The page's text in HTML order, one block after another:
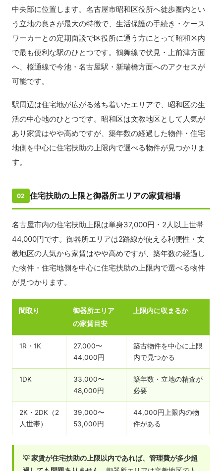
中央部に位置します。名古屋市昭和区役所へ徒歩圏内とい
う立地の良さが最大の特徴で、生活保護の手続き・ケース
ワーカーとの定期面談で区役所に通う方にとって昭和区内
で最も便利な駅のひとつです。鶴舞線で伏見・上前津方面
へ、桜通線で今池・名古屋駅・新瑞橋方面へのアクセスが
可能です。
駅周辺は住宅地が広がる落ち着いたエリアで、昭和区の生
活の中心地のひとつです。昭和区は文教地区として人気が
あり家賃はやや高めですが、築年数の経過した物件・住宅
地側を中心に住宅扶助の上限内で選べる物件が見つかりま
す。
02 住宅扶助の上限と御器所エリアの家賃相場
名古屋市内の住宅扶助上限は単身37,000円・2人以上世帯
44,000円です。御器所エリアは2路線が使える利便性・文
教地区の人気から家賃はやや高めですが、築年数の経過し
た物件・住宅地側を中心に住宅扶助の上限内で選べる物件
が見つかります。
間取り
御器所エリア
の家賃目安
上限内に収まるか
1R・1K
27,000〜
44,000円
築古物件を中心に上限
内で見つかる
1DK
33,000〜
48,000円
築年数・立地の精査が
必要
2K・2DK（2
人世帯）
39,000〜
53,000円
44,000円上限内の物
件がある
💡 家賃が住宅扶助の上限以内であれば、管理費が多少超